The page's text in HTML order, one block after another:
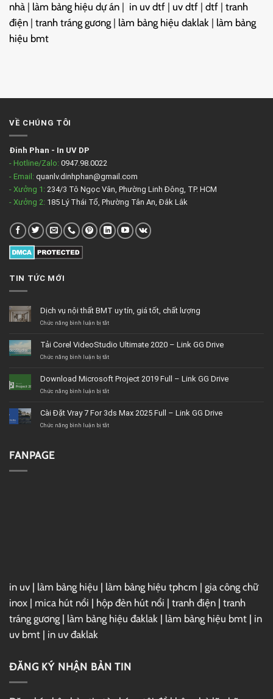
nhà | làm bảng hiệu dự án | in uv dtf | uv dtf | dtf | tranh
điện | tranh tráng gương | làm bảng hiệu daklak | làm bảng
hiệu bmt
VỀ CHÚNG TÔI
Đinh Phan - In UV DP
- Hotline/Zalo: 0947.98.0022
- Email: quanlv.dinhphan@gmail.com
- Xưởng 1: 234/3 Tô Ngọc Vân, Phường Linh Đông, TP. HCM
- Xưởng 2: 185 Lý Thái Tổ, Phường Tân An, Đắk Lắk
TIN TỨC MỚI
Dịch vụ nội thất BMT uy tín, giá tốt, chất lượng
Chức năng bình luận bị tắtở
nội
thất
tín,
giá
lượng
Tải Corel VideoStudio Ultimate 2020 – Link GG Drive
Chức năng bình luận bị tắtở
VideoStudio
Ultimate
Link
GG
Download Microsoft Project 2019 Full – Link GG Drive
Chức năng bình luận bị tắtở
Project
2019
Cài Đặt Vray 7 For 3ds Max 2025 Full – Link GG Drive
Chức năng bình luận bị tắtở
FANPAGE
in uv | làm bảng hiệu | làm bảng hiệu tphcm | gia công chữ
inox | mica hút nổi | hộp đèn hút nổi | tranh điện | tranh
tráng gương | làm bảng hiệu đaklak | làm bảng hiệu bmt | in
uv bmt | in uv đaklak
ĐĂNG KÝ NHẬN BẢN TIN